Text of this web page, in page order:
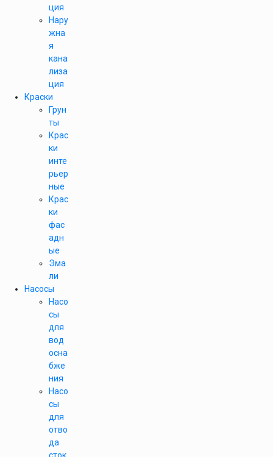
ция
Нару
жна
я
кана
лиза
ция
Краски
Грун
ты
Крас
ки
инте
рьер
ные
Крас
ки
фас
адн
ые
Эма
ли
Насосы
Насо
сы
для
вод
осна
бже
ния
Насо
сы
для
отво
да